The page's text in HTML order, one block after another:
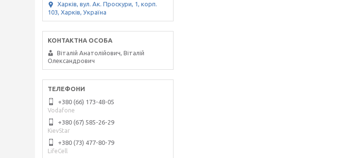
Харків, вул. Ак. Проскури, 1, корп.
103, Харків, Україна
Віталій Анатолійович, Віталій
Олександрович
+380 (66) 173-48-05
Vodafone
+380 (67) 585-26-29
KievStar
+380 (73) 477-80-79
LifeCell